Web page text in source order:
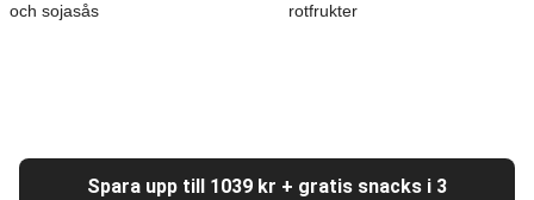
och sojasås
rotfrukter
Spara upp till 1039 kr + gratis snacks i 3